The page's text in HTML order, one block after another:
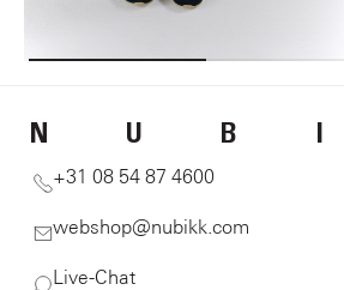
N U B I
+31 08 54 87 4600
webshop@nubikk.com
Live-Chat